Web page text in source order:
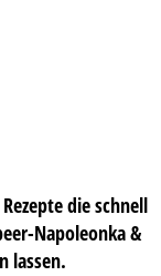
die schnell
Napoleonka &
lassen.